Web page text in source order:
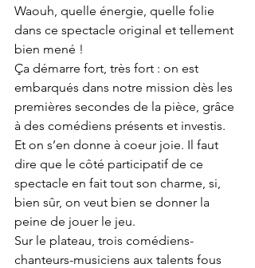
Waouh, quelle énergie, quelle folie
dans ce spectacle original et tellement
bien mené !
Ça démarre fort, très fort : on est
embarqués dans notre mission dès les
premières secondes de la pièce, grâce
à des comédiens présents et investis.
Et on s’en donne à coeur joie. Il faut
dire que le côté participatif de ce
spectacle en fait tout son charme, si,
bien sûr, on veut bien se donner la
peine de jouer le jeu.
Sur le plateau, trois comédiens-
chanteurs-musiciens aux talents fous